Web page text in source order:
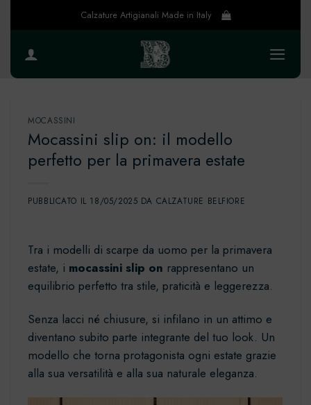
Calzature Artigianali Made in Italy
MOCASSINI
Mocassini slip on: il modello
perfetto per la primavera estate
PUBBLICATO IL 18/05/2025 DA CALZATURE BELFIORE
Tra i modelli di scarpe da uomo per la primavera
estate, i mocassini slip on rappresentano un
equilibrio perfetto tra stile, praticità e leggerezza.
Senza lacci né chiusure, si infilano in un attimo e
diventano subito parte integrante del tuo look. Un
modello che torna protagonista ogni estate grazie
alla sua versatilità e alla sua naturale eleganza.